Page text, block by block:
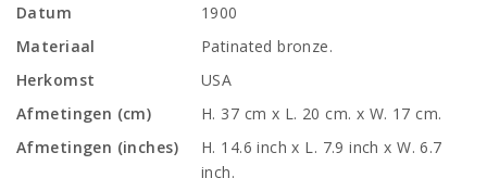
Datum
1900
Materiaal
Patinated bronze.
Herkomst
USA
Afmetingen (cm)
H. 37 cm x L. 20 cm. x W. 17 cm.
Afmetingen (inches)
H. 14.6 inch x L. 7.9 inch x W. 6.7
inch.